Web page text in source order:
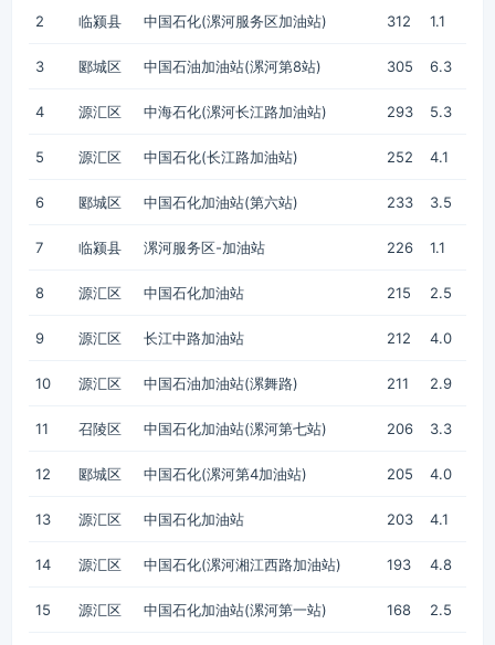
2 临颍县 中国石化(漯河服务区加油站) 312 1.1
3 郾城区 中国石油加油站(漯河第8站) 305 6.3
4 源汇区 中海石化(漯河长江路加油站) 293 5.3
5 源汇区 中国石化(长江路加油站) 252 4.1
6 郾城区 中国石化加油站(第六站) 233 3.5
7 临颍县 漯河服务区-加油站 226 1.1
8 源汇区 中国石化加油站 215 2.5
9 源汇区 长江中路加油站 212 4.0
10 源汇区 中国石油加油站(漯舞路) 211 2.9
11 召陵区 中国石化加油站(漯河第七站) 206 3.3
12 郾城区 中国石化(漯河第4加油站) 205 4.0
13 源汇区 中国石化加油站 203 4.1
14 源汇区 中国石化(漯河湘江西路加油站) 193 4.8
15 源汇区 中国石化加油站(漯河第一站) 168 2.5